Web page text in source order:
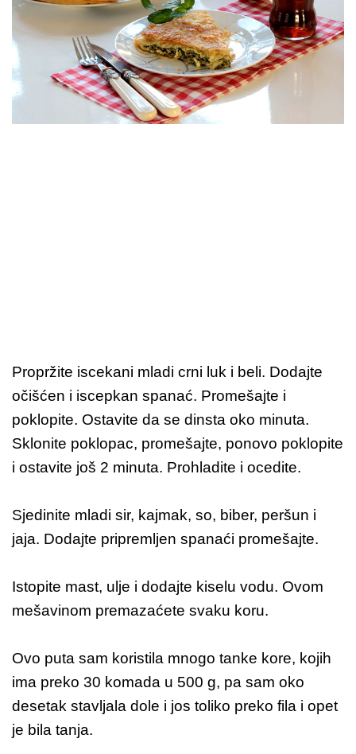
Propržite iscekani mladi crni luk i beli. Dodajte
očišćen i iscepkan spanać. Promešajte i
poklopite. Ostavite da se dinsta oko minuta.
Sklonite poklopac, promešajte, ponovo poklopite
i ostavite još 2 minuta. Prohladite i ocedite.
Sjedinite mladi sir, kajmak, so, biber, peršun i
jaja. Dodajte pripremljen spanaći promešajte.
Istopite mast, ulje i dodajte kiselu vodu. Ovom
mešavinom premazaćete svaku koru.
Ovo puta sam koristila mnogo tanke kore, kojih
ima preko 30 komada u 500 g, pa sam oko
desetak stavljala dole i jos toliko preko fila i opet
je bila tanja.